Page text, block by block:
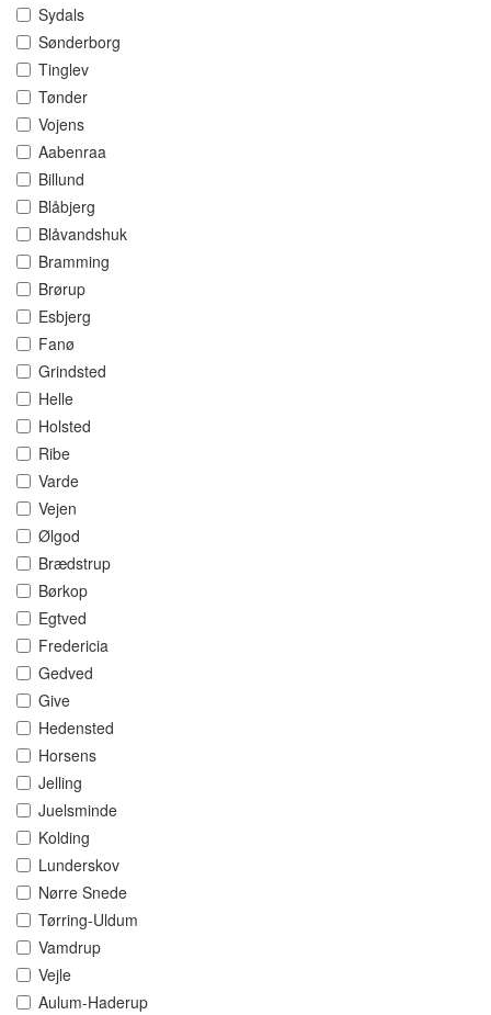
Sydals
Sønderborg
Tinglev
Tønder
Vojens
Aabenraa
Billund
Blåbjerg
Blåvandshuk
Bramming
Brørup
Esbjerg
Fanø
Grindsted
Helle
Holsted
Ribe
Varde
Vejen
Ølgod
Brædstrup
Børkop
Egtved
Fredericia
Gedved
Give
Hedensted
Horsens
Jelling
Juelsminde
Kolding
Lunderskov
Nørre Snede
Tørring-Uldum
Vamdrup
Vejle
Aulum-Haderup